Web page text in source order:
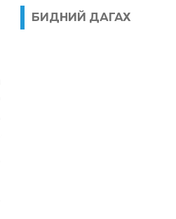
БИДНИЙ ДАГАХ